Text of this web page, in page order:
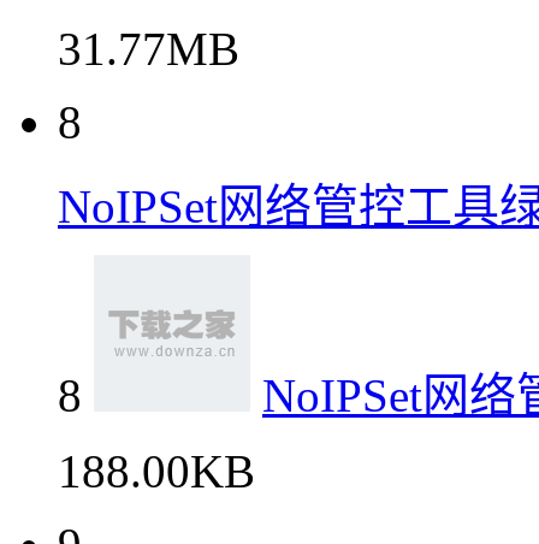
31.77MB
8
NoIPSet网络管控工具
8
NoIPSet网
188.00KB